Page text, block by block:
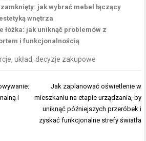
jak wybrać mebel łączący
wnętrza
łóżka: jak uniknąć problemów z
i funkcjonalnością
układ, decyzje zakupowe
i
Jak zaplanować oświetlenie w
mieszkaniu na etapie urządzania, by
uniknąć późniejszych przeróbek i
zyskać funkcjonalne strefy światła